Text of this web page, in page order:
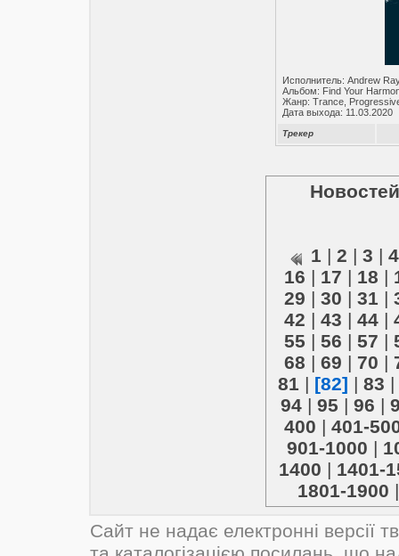
Исполнитель: Andrew
Альбом: Find Your
Жанр: Trance,
Дата выхода: 11.03.2020
Трекер
1 | 2 | 3 | 4
16 | 17 | 18 |
29 | 30 | 31 |
42 | 43 | 44|
55 | 56 | 57 |
68 | 69 | 70 |
81 | [82] | 83 |
94 | 95 | 96 |
400 | 401-
901-1000 |
1400 | 1401-
1801-1900
Сайт не надає електронні версії